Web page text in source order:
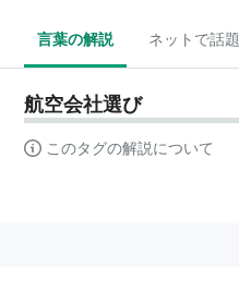
言葉の解説 ネットで話題
航空会社選び
このタグの解説について